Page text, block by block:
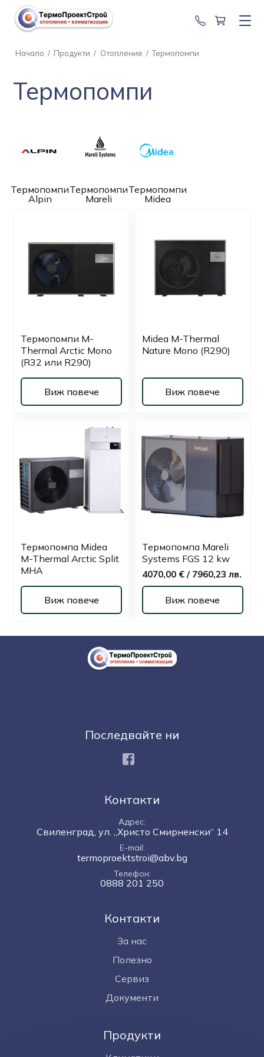
0888 201
Начало / Продукти / Отопление / Термопомпи
Термопомпи
Термопомпи
Alpin
Термопомпи
Mareli
Термопомпи
Midea
Термопомпи M-
Thermal Arctic Mono
(R32 или R290)
Виж повече
Midea M-Thermal
Nature Mono (R290)
Виж повече
Термопомпа Midea
M-Thermal Arctic Split
MHA
Виж повече
Термопомпа Mareli
Systems FGS 12 kw
4070,00 € / 7960,23 лв.
Виж повече
Контакти
За нас
Полезно
Сервиз
Документи
Продукти
Контакти
Адрес
Свиленград, ул. „Христо Смирненски“ 14
E-mail
termoproektstroi@abv.bg
Телефон
0888 201 250
Последвайте ни